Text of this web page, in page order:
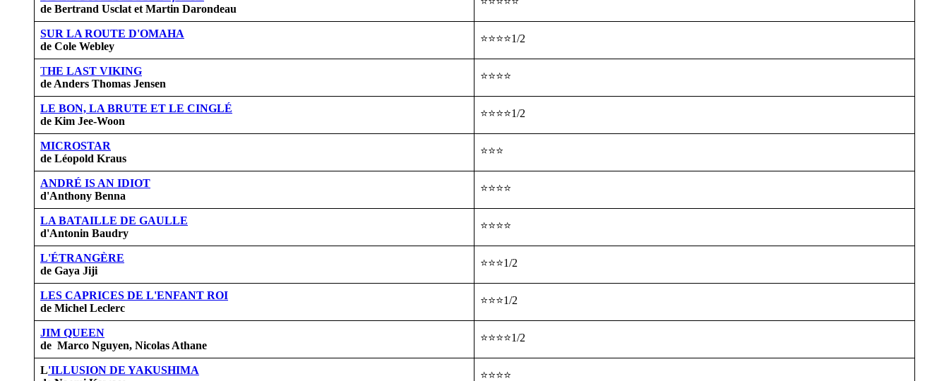
de Bertrand Usclat et Martin Darondeau
SUR LA ROUTE D'OMAHA
de Cole Webley
⭐⭐⭐⭐1/2
THE LAST VIKING
de Anders Thomas Jensen
⭐⭐⭐⭐
LE BON, LA BRUTE ET LE CINGLÉ
de Kim Jee-Woon
⭐⭐⭐⭐1/2
MICROSTAR
de Léopold Kraus
⭐⭐⭐
ANDRÉ IS AN IDIOT
d'Anthony Benna
⭐⭐⭐⭐
LA BATAILLE DE GAULLE
d'Antonin Baudry
⭐⭐⭐⭐
L'ÉTRANGÈRE
de Gaya Jiji
⭐⭐⭐1/2
LES CAPRICES DE L'ENFANT ROI
de Michel Leclerc
⭐⭐⭐1/2
JIM QUEEN
de Marco Nguyen, Nicolas Athane
⭐⭐⭐⭐1/2
L'ILLUSION DE YAKUSHIMA
⭐⭐⭐⭐